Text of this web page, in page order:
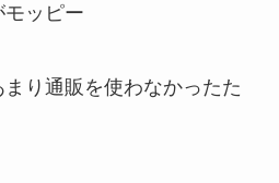
モッピー
り通販を使わなかったた